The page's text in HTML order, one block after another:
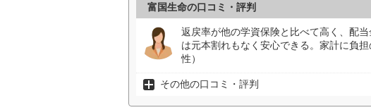
富国生命の口コミ・評判
返戻率が他の学資保険と比べて高く、配
は元本割れもなく安心できる。家計に負
性）
その他の口コミ・評判